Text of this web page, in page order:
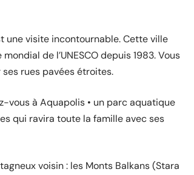
une visite incontournable. Cette ville
de l’UNESCO depuis 1983. Vous
rues pavées étroites.
vous à Aquapolis • un parc aquatique
qui ravira toute la famille avec ses
voisin : les Monts Balkans (Stara